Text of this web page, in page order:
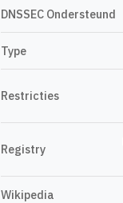
DNSSEC Ondersteund
Type
Restricties
Registry
Wikipedia